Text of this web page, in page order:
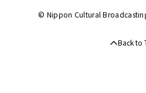
© Nippon Cultural
Back to